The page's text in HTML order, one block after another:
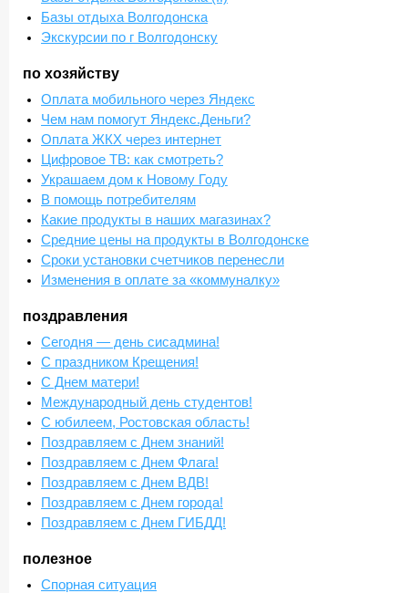
Базы отдыха Волгодонска
Экскурсии по г Волгодонску
по хозяйству
Оплата мобильного через Яндекс
Чем нам помогут Яндекс.Деньги?
Оплата ЖКХ через интернет
Цифровое ТВ: как смотреть?
Украшаем дом к Новому Году
В помощь потребителям
Какие продукты в наших магазинах?
Средние цены на продукты в Волгодонске
Сроки установки счетчиков перенесли
Изменения в оплате за «коммуналку»
поздравления
Сегодня — день сисадмина!
С праздником Крещения!
С Днем матери!
Международный день студентов!
С юбилеем, Ростовская область!
Поздравляем с Днем знаний!
Поздравляем с Днем Флага!
Поздравляем с Днем ВДВ!
Поздравляем с Днем города!
Поздравляем с Днем ГИБДД!
полезное
Спорная ситуация